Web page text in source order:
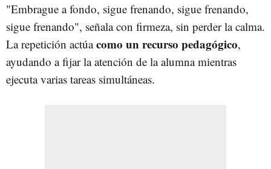
"Embrague a fondo, sigue frenando, sigue frenando,
sigue frenando", señala con firmeza, sin perder la calma.
La repetición actúacomo un recurso pedagógico,
ayudando a fijar la atención de la alumna mientras
ejecuta varias tareas simultáneas.